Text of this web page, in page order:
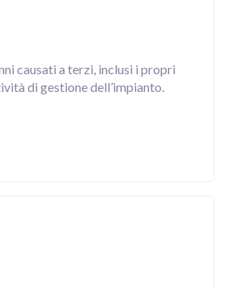
causati a terzi, inclusi i propri
di gestione dell’impianto.